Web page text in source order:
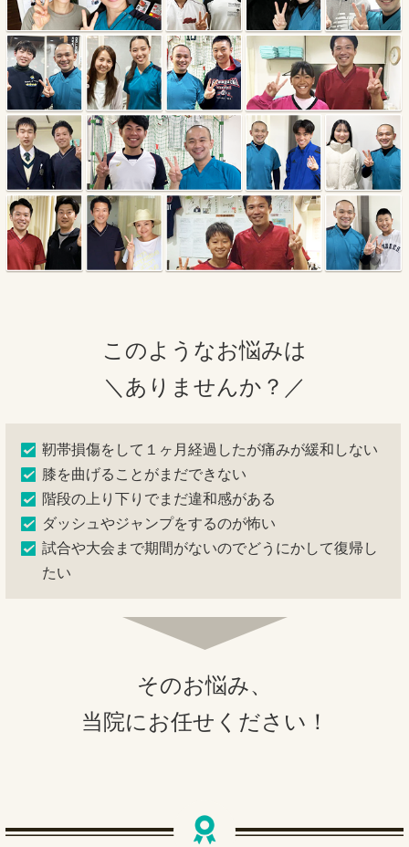
このようなお悩みは
＼ありませんか？／
靭帯損傷をして１ヶ月経過したが痛みが緩和しない
膝を曲げることがまだできない
階段の上り下りでまだ違和感がある
ダッシュやジャンプをするのが怖い
試合や大会まで期間がないのでどうにかして復帰し
たい
そのお悩み、
当院にお任せください！